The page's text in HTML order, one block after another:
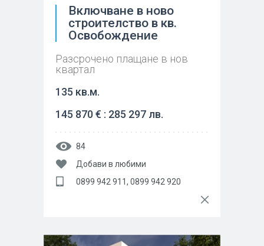
Включване в ново
строителство в кв.
Освобождение
Разсрочено плащане в нов
квартал
135 кв.м.
145 870 € : 285 297 лв.
84
Добави в любими
0899 942 911, 0899 942 920